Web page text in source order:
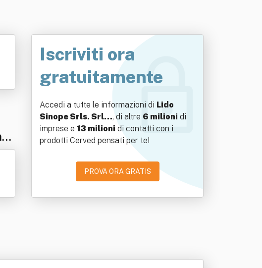
Iscriviti ora
gratuitamente
Accedi a tutte le informazioni di Lido
Sinope Srls. Srl…, di altre 6 milioni di
imprese e 13 milioni di contatti con i
prodotti Cerved pensati per te!
PROVA ORA GRATIS